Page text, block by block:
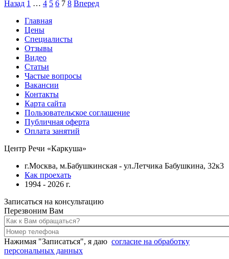
Назад 1 … 4 5 6 7 8 Вперед
Главная
Цены
Специалисты
Отзывы
Видео
Статьи
Частые вопросы
Вакансии
Контакты
Карта сайта
Пользовательское соглашение
Публичная оферта
Оплата занятий
Центр Речи «Каркуша»
г.Москва, м.Бабушкинская - ул.Летчика Бабушкина, 32к3
Как проехать
1994 - 2026 г.
Записаться на консультацию
Перезвоним Вам
Нажимая "Записаться", я даю согласие на обработку
персональных данных